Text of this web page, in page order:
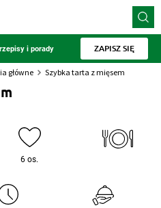
i porady ZAPISZ SIĘ
główne Szybka tarta z mięsem
6 os.